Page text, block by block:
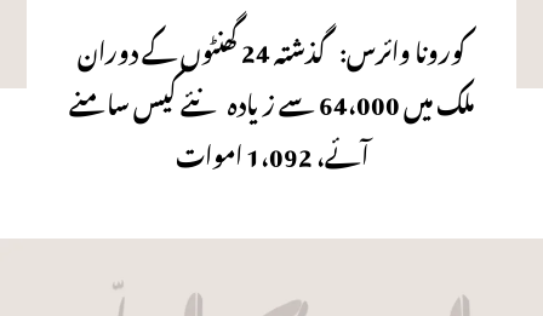
کورونا وائرس: گذشتہ 24 گھنٹوں کے دوران
ملک میں 64،000 سے زیادہ نئے کیس سامنے
آئے، 1،092 اموات